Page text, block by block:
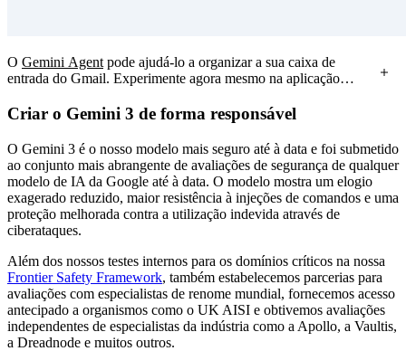
O Gemini Agent pode ajudá-lo a organizar a sua caixa de
entrada do Gmail. Experimente agora mesmo na aplicação
Criar o Gemini 3 de forma responsável
O Gemini 3 é o nosso modelo mais seguro até à data e foi submetido
ao conjunto mais abrangente de avaliações de segurança de qualquer
modelo de IA da Google até à data. O modelo mostra um elogio
exagerado reduzido, maior resistência à injeções de comandos e uma
proteção melhorada contra a utilização indevida através de
ciberataques.
Além dos nossos testes internos para os domínios críticos na nossa
Frontier Safety Framework, também estabelecemos parcerias para
avaliações com especialistas de renome mundial, fornecemos acesso
antecipado a organismos como o UK AISI e obtivemos avaliações
independentes de especialistas da indústria como a Apollo, a Vaultis,
a Dreadnode e muitos outros.